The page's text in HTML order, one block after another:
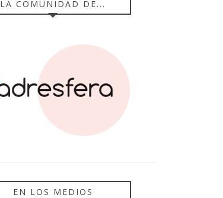
LA COMUNIDAD DE...
EN LOS MEDIOS